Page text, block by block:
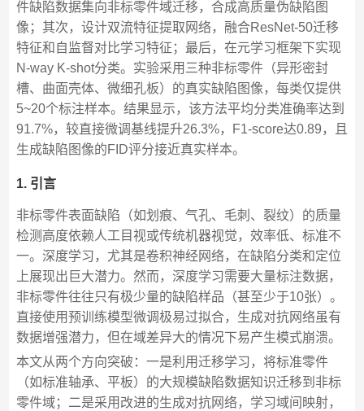
件缺陷数据集向非标零件域迁移，合成高质量伪缺陷图
像；其次，设计双流特征提取网络，融合ResNet-50迁移
特征和自监督对比学习特征；最后，在元学习框架下实现
N-way K-shot分类。实验采用三种非标零件（异形密封
槽、曲面壳体、微细孔板）的真实缺陷图像，每类仅提供
5~20个标注样本。结果显示，该方法平均分类准确率达到
91.7%，较直接微调基线提升26.3%，F1-score达0.89，且
生成缺陷图像的FID评分接近真实样本。
1. 引言
非标零件表面缺陷（如划痕、气孔、毛刺、裂纹）的质量
检测高度依赖人工目视或传统机器视觉，效率低、标准不
一。深度学习，尤其是卷积神经网络，在缺陷分类和定位
上展现出巨大潜力。然而，深度学习需要大量标注数据，
非标零件往往只有极少量的缺陷样品（甚至少于10张）。
直接使用预训练模型微调极易过拟合，生成对抗网络虽有
数据增强潜力，但在域差异大的情况下易产生模式崩溃。
本文从两个方向突破：一是利用迁移学习，将标准零件
（如标准轴承、平板）的大规模缺陷数据知识迁移到非标
零件域；二是采用改进的生成对抗网络，学习域间映射，